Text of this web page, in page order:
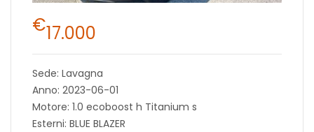
€17.000
Sede: Lavagna
Anno: 2023-06-01
Motore: 1.0 ecoboost h Titanium s
Esterni: BLUE BLAZER